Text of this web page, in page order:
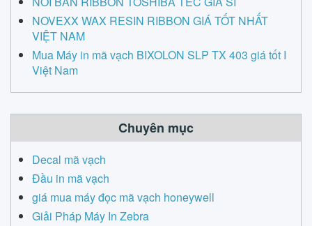
NOVEXX WAX RESIN RIBBON GIÁ TỐT NHẤT
VIỆT NAM
Mua Máy in mã vạch BIXOLON SLP TX 403 giá tốt I
Việt Nam
Chuyên mục
Decal mã vạch
Đầu in mã vạch
giá mua máy đọc mã vạch honeywell
Giải Pháp Máy In Zebra